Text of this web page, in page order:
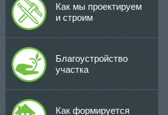
Как мы проектируем
и строим
Благоустройство
участка
Как формируется